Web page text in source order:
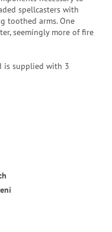
spellcasters with
toothed arms. One
seemingly more of fire
is supplied with 3